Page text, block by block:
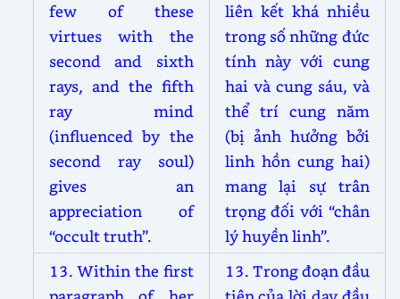
few of these
virtues with the
second and sixth
rays, and the fifth
ray mind
(influenced by the
second ray soul)
gives an
appreciation of
“occult truth”.
liên kết khá nhiều
trong số những đức
tính này với cung
hai và cung sáu, và
thể trí cung năm
(bị ảnh hưởng bởi
linh hồn cung hai)
mang lại sự trân
trọng đối với “chân
lý huyền linh”.
13. Within the first
13. Trong đoạn đầu